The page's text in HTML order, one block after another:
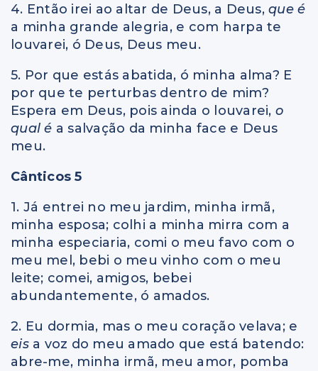
4. Então irei ao altar de Deus, a Deus, que é
a minha grande alegria, e com harpa te
louvarei, ó Deus, Deus meu.
5. Por que estás abatida, ó minha alma? E
por que te perturbas dentro de mim?
Espera em Deus, pois ainda o louvarei, o
qual é a salvação da minha face e Deus
meu.
Cânticos 5
1. Já entrei no meu jardim, minha irmã,
minha esposa; colhi a minha mirra com a
minha especiaria, comi o meu favo com o
meu mel, bebi o meu vinho com o meu
leite; comei, amigos, bebei
abundantemente, ó amados.
2. Eu dormia, mas o meu coração velava; e
eis a voz do meu amado que está batendo:
abre-me, minha irmã, meu amor, pomba